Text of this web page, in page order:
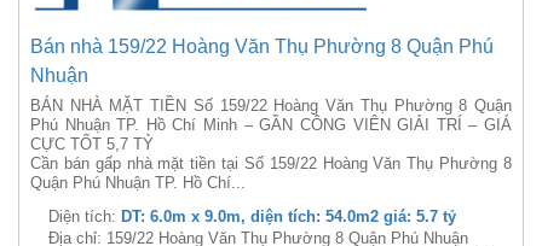
Bán nhà 159/22 Hoàng Văn Thụ Phường 8 Quận Phú
Nhuận
BÁN NHÀ MẶT TIỀN Số 159/22 Hoàng Văn Thụ Phường 8 Quận
Phú Nhuận TP. Hồ Chí Minh – GẦN CÔNG VIÊN GIẢI TRÍ – GIÁ
CỰC TỐT 5,7 TỶ
Cần bán gấp nhà mặt tiền tại Số 159/22 Hoàng Văn Thụ Phường 8
Quận Phú Nhuận TP. Hồ Chí...
Diện tích: DT: 6.0m x 9.0m, diện tích: 54.0m2 giá: 5.7 tỷ
Địa chỉ: 159/22 Hoàng Văn Thụ Phường 8 Quận Phú Nhuận